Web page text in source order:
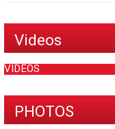
Videos
VIDEOS
PHOTOS